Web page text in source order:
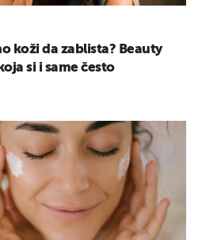
koži da zablista? Beauty
si i same često